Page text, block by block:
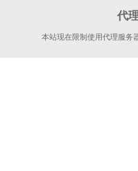
代
本站现在限制使用代理服务